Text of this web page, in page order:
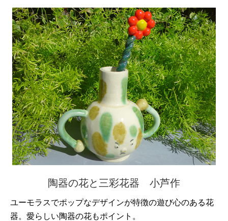
陶器の花と三彩花器 小芦作
ユーモラスでポップなデザインが特徴の遊び心のある花
器。愛らしい陶器の花もポイント。